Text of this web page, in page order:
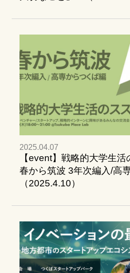
2025.04.07
【event】戦略的大学生
春から筑波 3年次編入/高
（2025.4.10）